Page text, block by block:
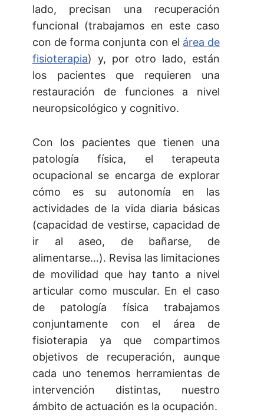
lado, precisan una recuperación
funcional (trabajamos en este caso
con de forma conjunta con el área de
fisioterapia) y, por otro lado, están
los pacientes que requieren una
restauración de funciones a nivel
neuropsicológico y cognitivo.
Con los pacientes que tienen una
patología física, el terapeuta
ocupacional se encarga de explorar
cómo es su autonomía en las
actividades de la vida diaria básicas
(capacidad de vestirse, capacidad de
ir al aseo, de bañarse, de
alimentarse…). Revisa las limitaciones
de movilidad que hay tanto a nivel
articular como muscular. En el caso
de patología física trabajamos
conjuntamente con el área de
fisioterapia ya que compartimos
objetivos de recuperación, aunque
cada uno tenemos herramientas de
intervención distintas, nuestro
ámbito de actuación es la ocupación.